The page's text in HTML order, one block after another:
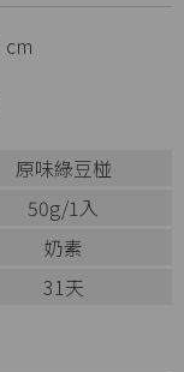
cm
原味綠豆椪
50g/1入
奶素
31天